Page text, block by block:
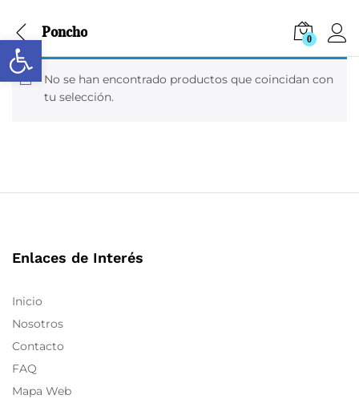
Abrir barra de herramientas Poncho 0
No se han encontrado productos que coincidan con
tu selección.
Enlaces de Interés
Inicio
Nosotros
Contacto
FAQ
Mapa Web